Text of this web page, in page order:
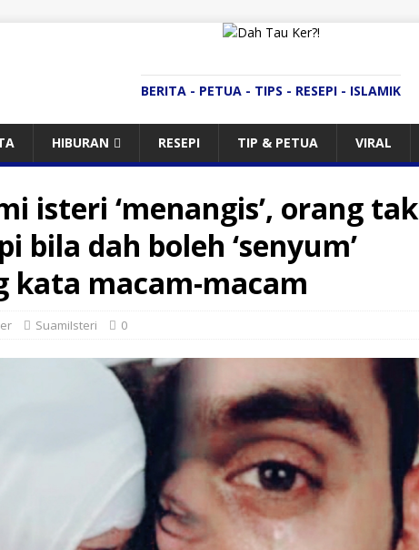
BERITA - PETUA - TIPS - RESEPI - ISLAMIK
HIBURAN RESEPI TIP & PETUA VIRAL
isteri ‘menangis’, orang tak
bila dah boleh ‘senyum’
kata macam-macam
SuamiIsteri 0